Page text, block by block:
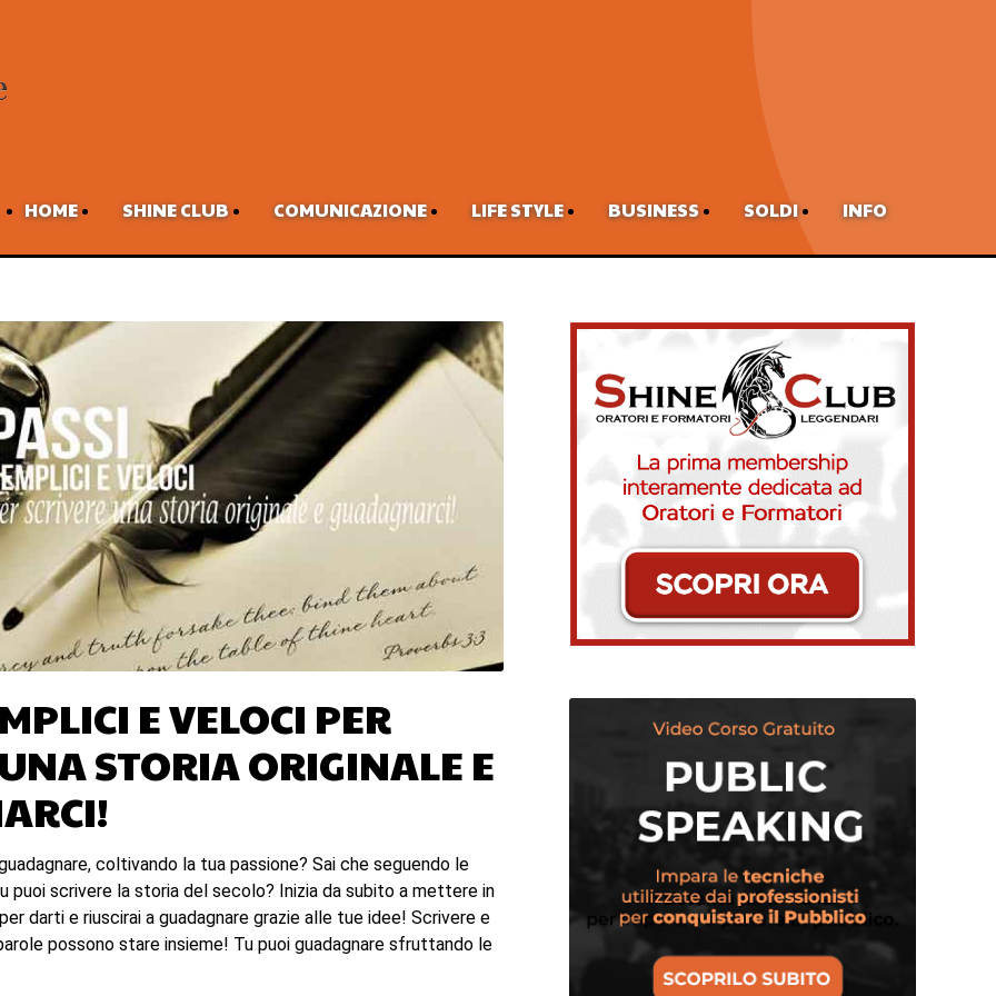
HOME SHINE CLUB COMUNICAZIONE LIFE STYLE BUSINESS SOLDI INFO
E VELOCI PER
STORIA ORIGINALE E
coltivando la tua passione? Sai che seguendo le
puoi scrivere la storia del secolo? Inizia da subito a mettere in
darti e riuscirai a guadagnare grazie alle tue idee! Scrivere e
possono stare insieme! Tu puoi guadagnare sfruttando le